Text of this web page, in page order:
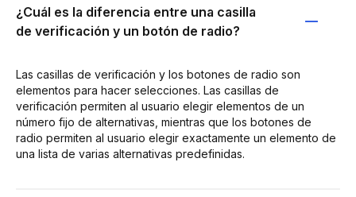
¿Cuál es la diferencia entre una casilla
de verificación y un botón de radio?
Las casillas de verificación y los botones de radio son
elementos para hacer selecciones. Las casillas de
verificación permiten al usuario elegir elementos de un
número fijo de alternativas, mientras que los botones de
radio permiten al usuario elegir exactamente un elemento de
una lista de varias alternativas predefinidas.